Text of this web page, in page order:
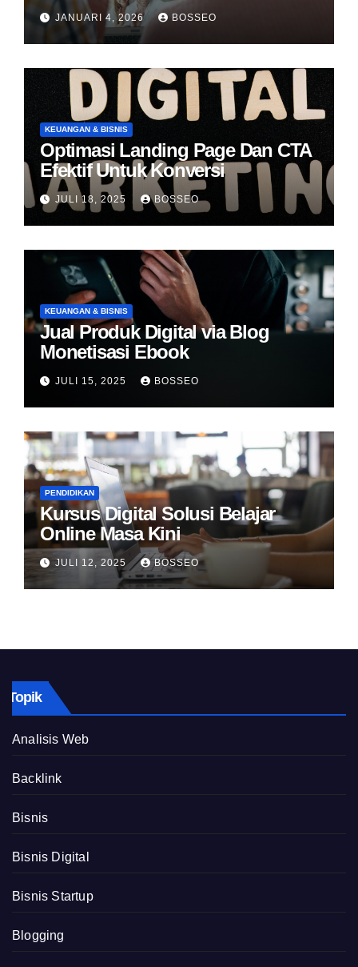
JANUARI 4, 2026 BOSSEO
KEUANGAN & BISNIS
Optimasi Landing Page Dan CTA
Efektif Untuk Konversi
JULI 18, 2025 BOSSEO
KEUANGAN & BISNIS
Jual Produk Digital via Blog
Monetisasi Ebook
JULI 15, 2025 BOSSEO
PENDIDIKAN
Kursus Digital Solusi Belajar
Online Masa Kini
JULI 12, 2025 BOSSEO
Topik
Analisis Web
Backlink
Bisnis
Bisnis Digital
Bisnis Startup
Blogging